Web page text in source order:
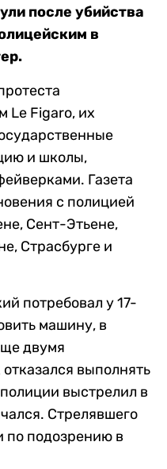
после убийства
в
Le Figaro, их
и школы,
Газета
с полицией
Сент-Этьене,
Страсбурге и
потребовал у 17-
машину, в
двумя
выполнять
выстрелил в
Стрелявшего
по подозрению в